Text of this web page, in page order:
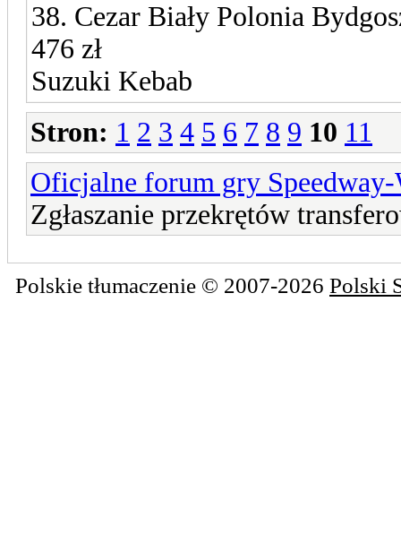
38. Cezar Biały Polonia
476 zł
Suzuki Kebab
Stron: 1 2 3 4 5 6 7 8 9 10 11
Oficjalne forum gry
Zgłaszanie przekrętów
Polskie tłumaczenie © 2007-2026 Polski